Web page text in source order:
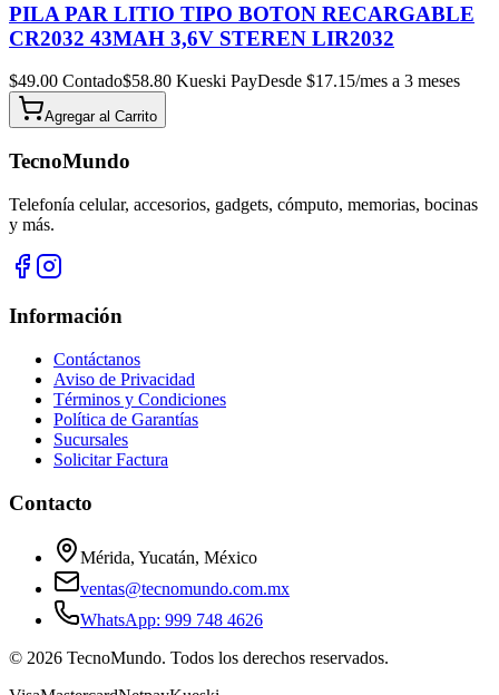
PILA PAR LITIO TIPO BOTON RECARGABLE
CR2032 43MAH 3,6V STEREN LIR2032
$49.00 Contado$58.80 Kueski PayDesde $17.15/mes a 3 meses
Agregar al Carrito
TecnoMundo
Telefonía celular, accesorios, gadgets, cómputo, memorias, bocinas
y más.
Información
Contáctanos
Aviso de Privacidad
Términos y Condiciones
Política de Garantías
Sucursales
Solicitar Factura
Contacto
Mérida, Yucatán, México
ventas@tecnomundo.com.mx
WhatsApp: 999 748 4626
© 2026 TecnoMundo. Todos los derechos reservados.